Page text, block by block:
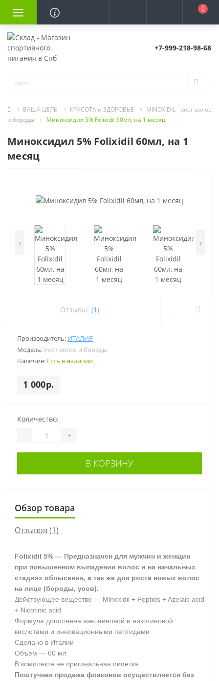
0
+7-999-218-98-68
ВАША ЦЕЛЬ КРАСОТА и ЗДОРОВЬЕ
MINOXIDIL - рост волос
и бороды
Миноксидил 5% Folixidil 60мл, на 1 месяц
Миноксидил 5% Folixidil 60мл, на 1
месяц
‹ ›
Отзывы: (1)
Производитель: ИТАЛИЯ
Модель: Рост волос и бороды
Наличие: Есть в наличии
1 000р.
Количество:
- +
В КОРЗИНУ
Обзор товара
Отзывов (1)
Folixidil 5% — Предназначен для мужчин и женщин
при повышенном выпадении волос и на начальных
стадиях облысения, а так же для роста новых волос
на лице (бороды, усов).
Действующее вещество — Minoxidil + Peptids + Azelaic acid
+ Nicotinic acid
Формула дополнена азелаиновой и никотиновой
кислотами и инновационными пептидами
Сделано в Италии
Объем — 60 мл
В комплекте не оригинальная пипетка
Поштучная продажа флаконов осуществляется без